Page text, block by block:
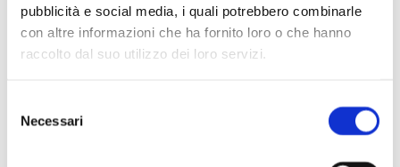
pubblicità e social media, i quali potrebbero combinarle
con altre informazioni che ha fornito loro o che hanno
raccolto dal suo utilizzo dei loro servizi.
delNecessari
grande poesia.
Si sente in tutta la partitura una profonda nostalgia per la
Tonalità,per il suo declino,per la sua inattualità. E’ come se il
tramonto,la malia semplice dell’accordo perfetto,ben
sapendo che esso non può più aspirare ad essere il mezzo